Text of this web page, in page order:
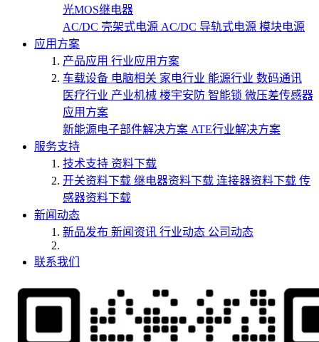
光MOS继电器
AC/DC 壳架式电源 AC/DC 导轨式电源 模块电源
应用方案
产品应用 行业应用方案
车载设备 电脑相关 家电行业 能源行业 数码通讯
医疗行业 产业机械 楼宇安防 智能锁 微压差传感器
应用方案
新能源电子部件解决方案 ATE行业解决方案
服务支持
技术支持 资料下载
开关资料下载 继电器资料下载 连接器资料下载 传
感器资料下载
新闻动态
新品发布 新闻资讯 行业动态 公司动态
联系我们